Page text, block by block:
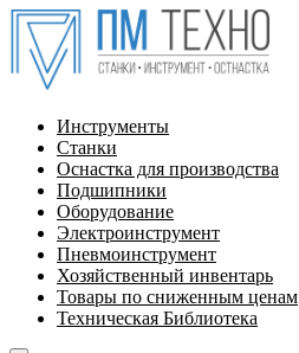
Инструменты
Станки
Оснастка для производства
Подшипники
Оборудование
Электроинструмент
Пневмоинструмент
Хозяйственный инвентарь
Товары по сниженным ценам
Техническая Библиотека